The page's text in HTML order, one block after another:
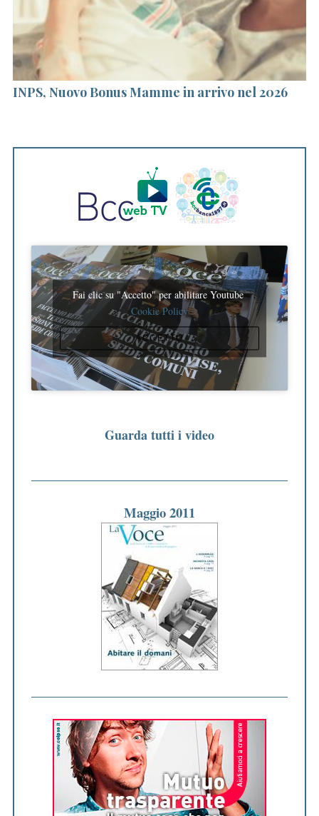
INPS, Nuovo Bonus Mamme in arrivo nel 2026
Fai clic su "Accetto" per abilitare Youtube
Cookie Policy
ACCETTO
Guarda tutti i video
Maggio 2011